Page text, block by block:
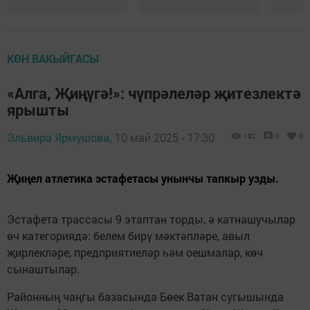
КӨН ВАКЫЙГАСЫ
«Алга, Җиңүгә!»: чүпрәлеләр җитезлектә
ярышты
Эльвира Ярмушова, 10 май 2025 - 17:30 182 0 0
Җиңел атлетика эстафетасы унынчы тапкыр узды.
Эстафета трассасы 9 этаптан торды, ә катнашучылар
өч категориядә: белем бирү мәктәпләре, авыл
җирлекләре, предприятиеләр һәм оешмалар, көч
сынаштылар.
Районның чаңгы базасында Бөек Ватан сугышында